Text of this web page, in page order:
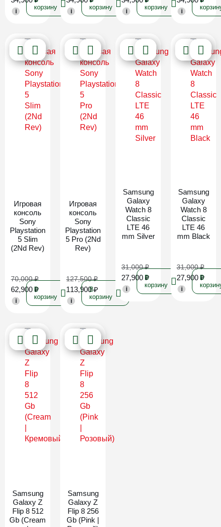
i
корзину
i
корзину
i
корзину
i
Игровая
консоль
Sony
Playstation
5 Slim
(2Nd Rev)
70,000₽
62,900 ₽
i
В
корзину
Игровая
консоль
Sony
Playstation
5 Pro (2Nd
Rev)
127,500₽
113,900₽
i
В
корзину
Samsung
Galaxy
Watch 8
Classic
LTE 46
mm Silver
31,000₽
27,900 ₽
i
В
корзину
Samsung
Galaxy
Watch 8
Classic
LTE 46
mm Black
31,000₽
27,900 ₽
i
В
Samsung
Galaxy Z
Flip 8 512
Gb (Cream
Samsung
Galaxy Z
Flip 8 256
Gb (Pink |